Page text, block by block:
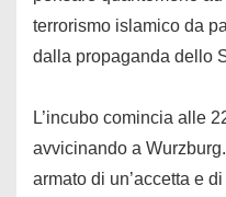
terrorismo islamico da
dalla propaganda dello
L’incubo comincia alle
avvicinando a
armato di un’accetta e